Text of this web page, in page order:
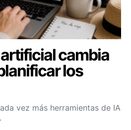
cambia
los
vez más herramientas de IA